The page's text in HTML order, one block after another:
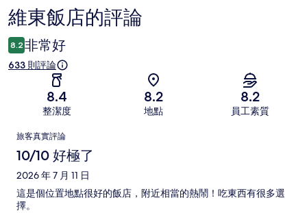
評
論
維東飯店的評論
8.2 非常好
633 則評論
8.4
整潔度
8.2
地點
8.2
員工素質
評
論
旅客真實評論
10/10 好極了
2026 年 7 月 11 日
這是個位置地點很好的飯店，附近相當的熱鬧！吃東西有很多選
擇。